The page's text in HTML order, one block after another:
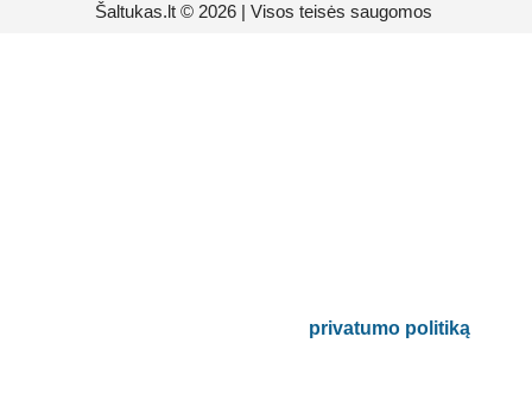
Šaltukas.lt © 2026 | Visos teisės saugomos
privatumo politiką.